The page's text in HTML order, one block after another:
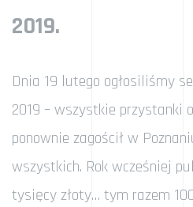
2019.
Dnia 19 lutego ogłosiliśmy
2019 – wszystkie przystanki
ponownie zagościł w
wszystkich. Rok wcześniej
tysięcy złoty… tym razem